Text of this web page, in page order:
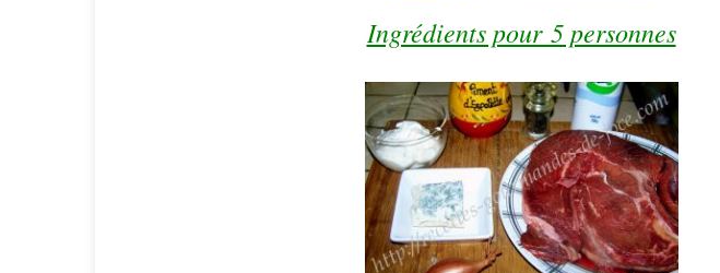
Ingrédients pour 5 personnes